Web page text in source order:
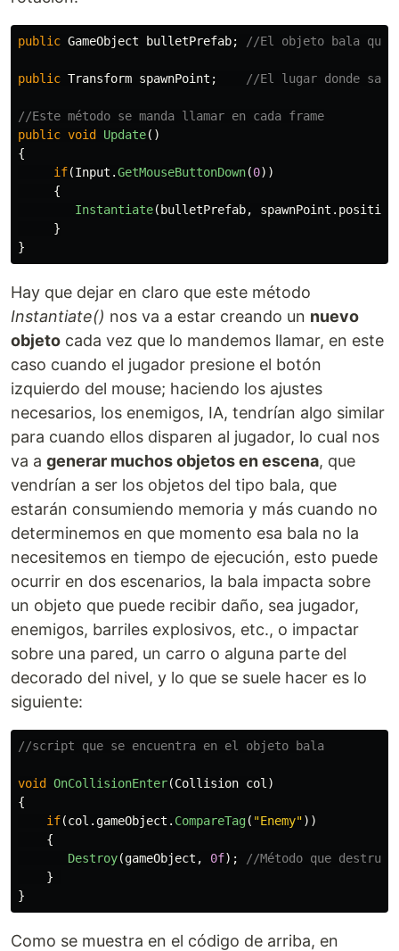
public GameObject bulletPrefab; //El objeto bala que
public Transform spawnPoint ; //El lugar donde
//Este método se manda llamar en cada frame
public void Update()
{
if(Input .GetMouseButtonDown(0))
{
Instantiate( bulletPrefab, spawnPoint . position
}
}
Hay que dejar en claro que este método
Instantiate() nos va a estar creando un nuevo
objeto cada vez que lo mandemos llamar, en este
caso cuando el jugador presione el botón
izquierdo del mouse; haciendo los ajustes
necesarios, los enemigos, IA, tendrían algo similar
para cuando ellos disparen al jugador, lo cual nos
va a generar muchos objetos en escena, que
vendrían a ser los objetos del tipo bala, que
estarán consumiendo memoria y más cuando no
determinemos en que momento esa bala no la
necesitemos en tiempo de ejecución, esto puede
ocurrir en dos escenarios, la bala impacta sobre
un objeto que puede recibir daño, sea jugador,
enemigos, barriles explosivos, etc., o impactar
sobre una pared, un carro o alguna parte del
decorado del nivel, y lo que se suele hacer es lo
siguiente:
//script que se encuentra en el objeto bala
void OnCollisionEnter(Collision col )
{
if(col .gameObject . CompareTag( "Enemy"))
{
Destroy(gameObject , 0f);
//Método que
}
}
Como se muestra en el código de arriba, en